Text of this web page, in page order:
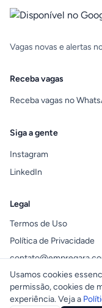
Vagas novas e alertas
Receba vagas
Receba vagas no
Siga a gente
Instagram
LinkedIn
Legal
Termos de Uso
Política de Privacidade
Usamos cookies
permissão, cookies de
experiência. Veja a